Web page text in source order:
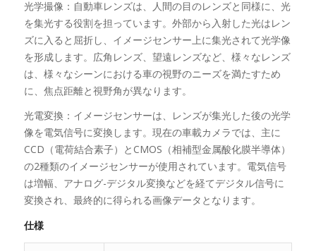
光学撮像：自動車レンズは、人間の目のレンズと同様に、光
を集光する役割を担っています。外部から入射した光はレン
ズに入ると屈折し、イメージセンサー上に集光されて光学像
を形成します。広角レンズ、望遠レンズなど、様々なレンズ
は、様々なシーンにおける車の視野のニーズを満たすため
に、焦点距離と視野角が異なります。
光電変換：イメージセンサーは、レンズが集光した後の光学
像を電気信号に変換します。現在の車載カメラでは、主に
CCD（電荷結合素子）とCMOS（相補型金属酸化膜半導体）
の2種類のイメージセンサーが使用されています。電気信号
は増幅、アナログ-デジタル変換などを経てデジタル信号に
変換され、最終的に得られる画像データとなります。
仕様